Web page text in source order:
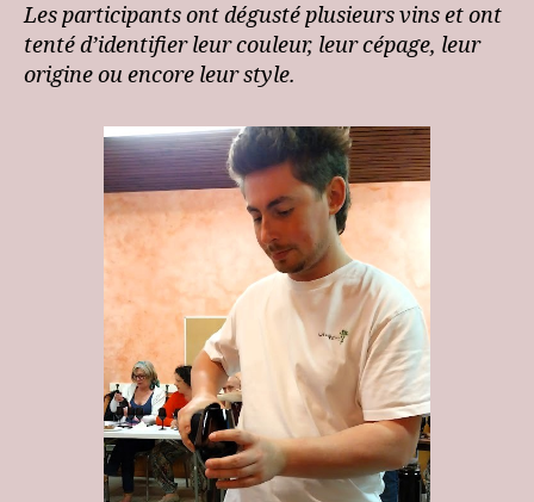
Les participants ont dégusté plusieurs vins et ont
tenté d’identifier leur couleur, leur cépage, leur
origine ou encore leur style.